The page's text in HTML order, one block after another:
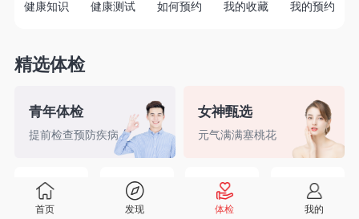
健康知识 健康测试 如何预约 我的收藏 我的预约
精选体检
青年体检
提前检查预防疾病
女神甄选
元气满满塞桃花
精英白领 备孕检查 入职体检 婚前检查
首页 发现 体检 我的